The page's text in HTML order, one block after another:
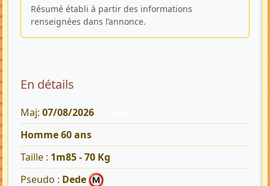
Résumé établi à partir des informations
renseignées dans l’annonce.
En détails
Maj: 07/08/2026
Homme 60 ans
Taille : 1m85 - 70 Kg
Pseudo : Dede